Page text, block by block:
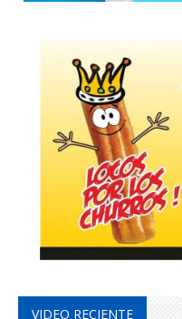
VIDEO RECIENTE